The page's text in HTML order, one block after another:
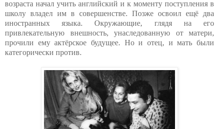
возраста начал учить английский и к моменту поступления в
школу владел им в совершенстве. Позже освоил ещё два
иностранных языка. Окружающие, глядя на его
привлекательную внешность, унаследованную от матери,
прочили ему актёрское будущее. Но и отец, и мать были
категорически против.